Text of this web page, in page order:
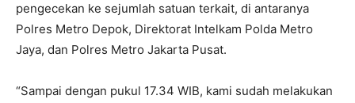
pengecekan ke sejumlah satuan terkait, di antaranya
Polres Metro Depok, Direktorat Intelkam Polda Metro
Jaya, dan Polres Metro Jakarta Pusat.
“Sampai dengan pukul 17.34 WIB, kami sudah melakukan